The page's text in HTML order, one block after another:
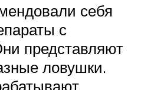
себя
с
представляют
ловушки.